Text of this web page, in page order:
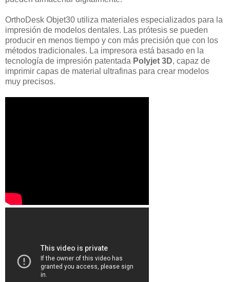
OrthoDesk Objet30 utiliza materiales especializados para la
impresión de modelos dentales. Las prótesis se pueden
producir en menos tiempo y con más precisión que con los
métodos tradicionales. La impresora está basado en la
tecnología de impresión patentada Polyjet 3D, capaz de
imprimir capas de material ultrafinas para crear modelos
muy precisos.